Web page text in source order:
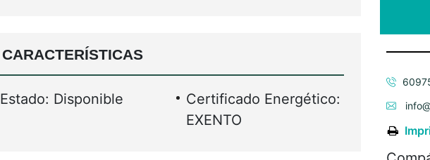
CARACTERÍSTICAS
Estado: Disponible
Certificado Energético:
EXENTO